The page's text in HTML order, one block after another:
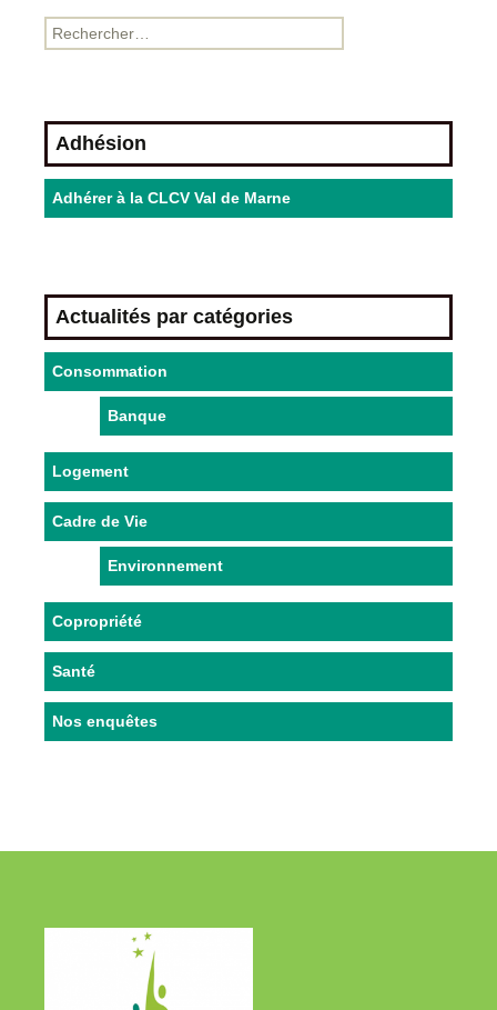
Adhésion
Adhérer à la CLCV Val de Marne
Actualités par catégories
Consommation
Banque
Logement
Cadre de Vie
Environnement
Copropriété
Santé
Nos enquêtes